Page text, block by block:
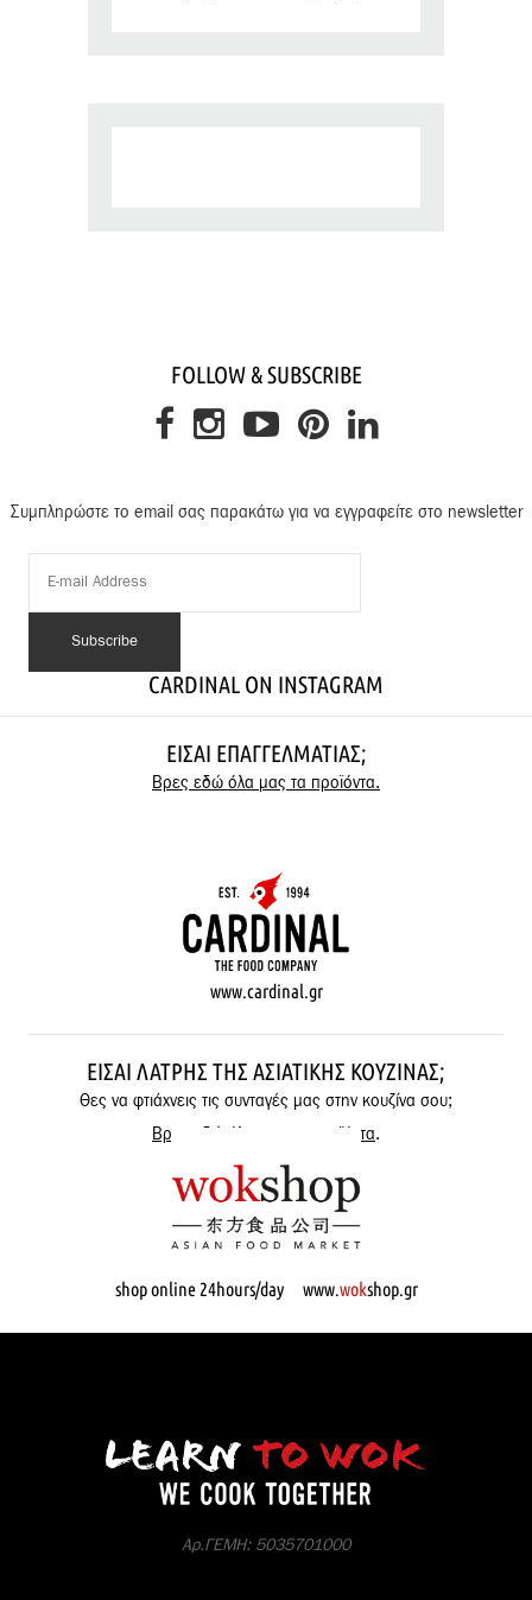
FOLLOW & SUBSCRIBE
Συμπληρώστε το email σας παρακάτω για να εγγραφείτε στο newsletter
CARDINAL ON INSTAGRAM
ΕΊΣΑΙ ΕΠΑΓΓΕΛΜΑΤΊΑΣ;
Βρες εδώ όλα μας τα προϊόντα.
www.cardinal.gr
ΕΊΣΑΙ ΛΆΤΡΗΣ ΤΗΣ ΑΣΙΑΤΙΚΉΣ ΚΟΥΖΊΝΑΣ;
Θες να φτιάχνεις τις συνταγές μας στην κουζίνα σου;
Βρες εδώ όλα μας τα προϊόντα.
shop online 24hours/day www.wokshop.gr
Αρ.ΓΕΜΗ: 5035701000